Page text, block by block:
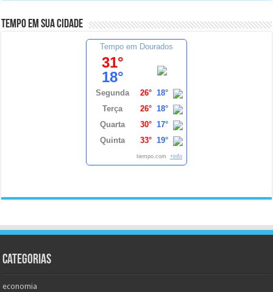
Tempo em sua cidade
Tempo em Dourados
31°
18°
Segunda 26° 18°
Terça
26° 18°
Quarta
30° 17°
Quinta
33° 19°
tiempo.com +info
Categorias
economia